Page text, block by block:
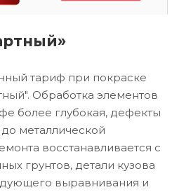
тариф при покраске
Обработка элементов
более глубокая, дефекты
металлической
восстанавливается с
грунтов, детали кузова
выравнивания и